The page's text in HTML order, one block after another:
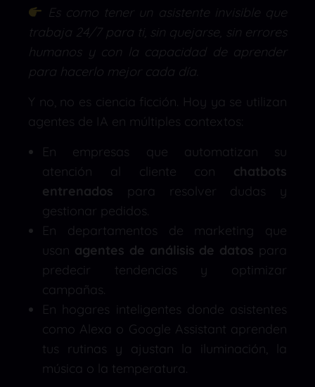
Es como tener un asistente invisible que
trabaja 24/7 para ti, sin quejarse, sin errores
humanos y con la capacidad de aprender
para hacerlo mejor cada día.
Y no, no es ciencia ficción. Hoy ya se utilizan
agentes de IA en múltiples contextos:
En empresas que automatizan su
atención al cliente con chatbots
entrenados para resolver dudas y
gestionar pedidos.
En departamentos de marketing que
usan agentes de análisis de datos para
predecir tendencias y optimizar
campañas.
En hogares inteligentes donde asistentes
como Alexa o Google Assistant aprenden
tus rutinas y ajustan la iluminación, la
música o la temperatura.